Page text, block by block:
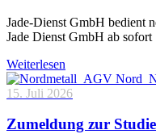
Jade-Dienst GmbH bedient
Jade Dienst GmbH ab
Weiterlesen
15. Juli 2026
Zumeldung zur